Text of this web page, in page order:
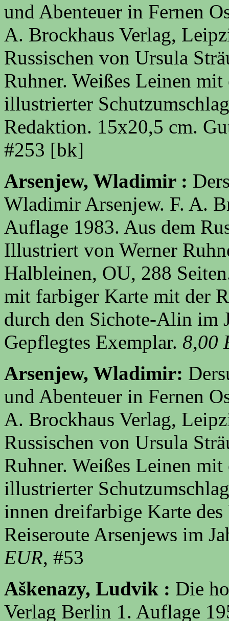
und Abenteuer in Fernen
A. Brockhaus Verlag,
Russischen von Ursula
Ruhner. Weißes Leinen
illustrierter
Redaktion. 15x20,5 cm.
#253 [bk]
Arsenjew, Wladimir :
Wladimir Arsenjew. F. A.
Auflage 1983. Aus dem
Illustriert von Werner
Halbleinen, OU, 288
mit farbiger Karte mit der
durch den Sichote-Alin im
Gepflegtes Exemplar. 8,00
Arsenjew, Wladimir:
und Abenteuer in Fernen
A. Brockhaus Verlag,
Russischen von Ursula
Ruhner. Weißes Leinen
illustrierter
innen dreifarbige Karte
Reiseroute Arsenjews im
EUR, #53
Aškenazy, Ludvik : Die
Verlag Berlin 1. Auflage